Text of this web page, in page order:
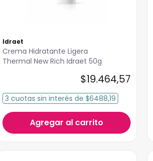
Idraet
Crema Hidratante Ligera
Thermal New Rich Idraet 50g
$19.464,57
3 cuotas sin interés de $6488,19
Agregar al carrito